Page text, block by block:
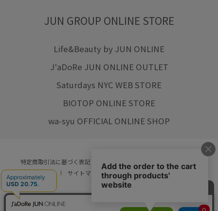
JUN GROUP ONLINE STORE
Life&Beauty by JUN ONLINE
J'aDoRe JUN ONLINE OUTLET
Saturdays NYC WEB STORE
BIOTOP ONLINE STORE
wa-syu OFFICIAL ONLINE SHOP
特定商取引法に基づく表記 プライバシーポリシー
会社概要
ご利用規約
サイトマップ リクルート ご利用ガイド